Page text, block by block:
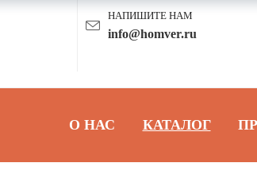
НАПИШИТЕ НАМ
info@homver.ru
О НАС КАТАЛОГ